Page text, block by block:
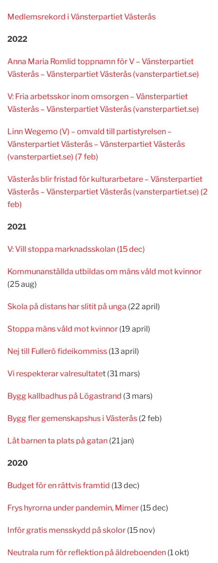
Medlemsrekord i Vänsterpartiet Västerås
2022
Anna Maria Romlid toppnamn för V – Vänsterpartiet
Västerås – Vänsterpartiet Västerås (vansterpartiet.se)
V: Fria arbetsskor inom omsorgen – Vänsterpartiet
Västerås – Vänsterpartiet Västerås (vansterpartiet.se)
Linn Wegemo (V) – omvald till partistyrelsen –
Vänsterpartiet Västerås – Vänsterpartiet Västerås
(vansterpartiet.se) (7 feb)
Västerås blir fristad för kulturarbetare – Vänsterpartiet
Västerås – Vänsterpartiet Västerås (vansterpartiet.se) (2
feb)
2021
V: Vill stoppa marknadsskolan (15 dec)
Kommunanställda utbildas om mäns våld mot kvinnor
(25 aug)
Skola på distans har slitit på unga (22 april)
Stoppa mäns våld mot kvinnor (19 april)
Nej till Fullerö fideikommiss (13 april)
Vi respekterar valresultatet (31 mars)
Bygg kallbadhus på Lögastrand (3 mars)
Bygg fler gemenskapshus i Västerås (2 feb)
Låt barnen ta plats på gatan (21 jan)
2020
Budget för en rättvis framtid (13 dec)
Frys hyrorna under pandemin, Mimer (15 dec)
Inför gratis mensskydd på skolor (15 nov)
Neutrala rum för reflektion på äldreboenden (1 okt)